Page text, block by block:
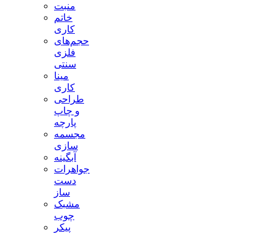
منبت
خاتم
کاری
حجم‌های
فلزی
سنتی
مینا
کاری
طراحی
و چاپ
پارچه
مجسمه
سازی
آبگینه
جواهرات
دست
ساز
مشبک
چوب
پیکر